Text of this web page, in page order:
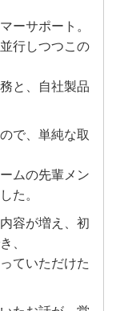
ーサポート。
行しつつこの
と、自社製品
で、単純な取
ムの先輩メン
た。
容が増え、初
、
ていただけた